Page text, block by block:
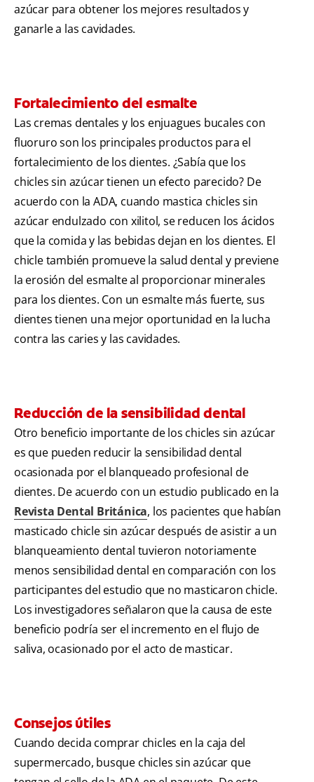
azúcar para obtener los mejores resultados y
ganarle a las cavidades.
Fortalecimiento del esmalte
Las cremas dentales y los enjuagues bucales con
fluoruro son los principales productos para el
fortalecimiento de los dientes. ¿Sabía que los
chicles sin azúcar tienen un efecto parecido? De
acuerdo con la ADA, cuando mastica chicles sin
azúcar endulzado con xilitol, se reducen los ácidos
que la comida y las bebidas dejan en los dientes. El
chicle también promueve la salud dental y previene
la erosión del esmalte al proporcionar minerales
para los dientes. Con un esmalte más fuerte, sus
dientes tienen una mejor oportunidad en la lucha
contra las caries y las cavidades.
Reducción de la sensibilidad dental
Otro beneficio importante de los chicles sin azúcar
es que pueden reducir la sensibilidad dental
ocasionada por el blanqueado profesional de
dientes. De acuerdo con un estudio publicado en la
Revista Dental Británica, los pacientes que habían
masticado chicle sin azúcar después de asistir a un
blanqueamiento dental tuvieron notoriamente
menos sensibilidad dental en comparación con los
participantes del estudio que no masticaron chicle.
Los investigadores señalaron que la causa de este
beneficio podría ser el incremento en el flujo de
saliva, ocasionado por el acto de masticar.
Consejos útiles
Cuando decida comprar chicles en la caja del
supermercado, busque chicles sin azúcar que